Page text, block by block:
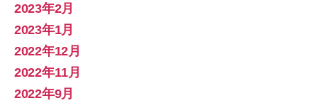
2023年2月
2023年1月
2022年12月
2022年11月
2022年9月